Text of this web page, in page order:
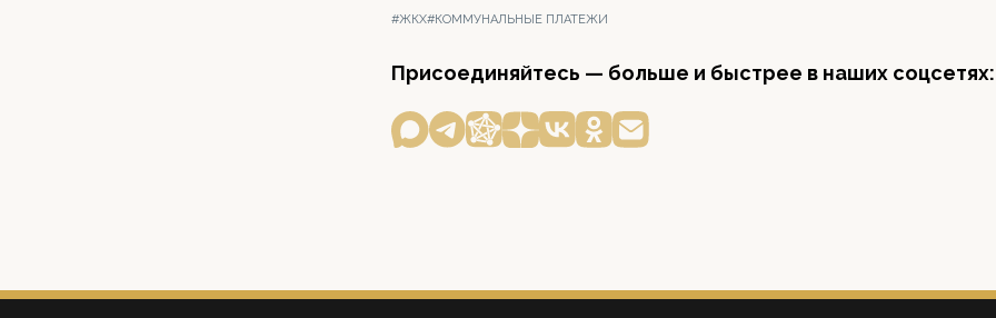
#ЖКХ#КОММУНАЛЬНЫЕ ПЛАТЕЖИ
Присоединяйтесь — больше и быстрее в наших соцсетях: